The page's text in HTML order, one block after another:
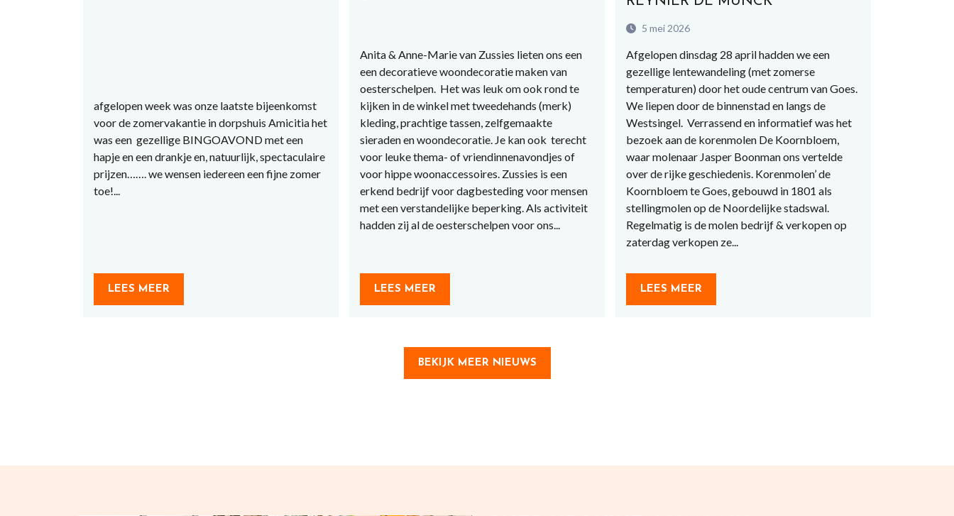
afgelopen week was onze laatste bijeenkomst
voor de zomervakantie in dorpshuis Amicitia het
was een gezellige BINGOAVOND met een
hapje en een drankje en, natuurlijk, spectaculaire
prijzen……. we wensen iedereen een fijne zomer
toe!...
LEES MEER
Anita & Anne-Marie van Zussies lieten ons een
een decoratieve woondecoratie maken van
oesterschelpen. Het was leuk om ook rond te
kijken in de winkel met tweedehands (merk)
kleding, prachtige tassen, zelfgemaakte
sieraden en woondecoratie. Je kan ook terecht
voor leuke thema- of vriendinnenavondjes of
voor hippe woonaccessoires. Zussies is een
erkend bedrijf voor dagbesteding voor mensen
met een verstandelijke beperking. Als activiteit
hadden zij al de oesterschelpen voor ons...
LEES MEER
5 mei 2026
Afgelopen dinsdag 28 april hadden we een
gezellige lentewandeling (met zomerse
temperaturen) door het oude centrum van Goes.
We liepen door de binnenstad en langs de
Westsingel. Verrassend en informatief was het
bezoek aan de korenmolen De Koornbloem,
waar molenaar Jasper Boonman ons vertelde
over de rijke geschiedenis. Korenmolen’ de
Koornbloem te Goes, gebouwd in 1801 als
stellingmolen op de Noordelijke stadswal.
Regelmatig is de molen bedrijf & verkopen op
zaterdag verkopen ze...
LEES MEER
BEKIJK MEER NIEUWS